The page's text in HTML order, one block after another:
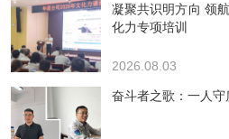
凝聚共识明方向 领
化力专项培训
2026.08.03
奋斗者之歌：一人